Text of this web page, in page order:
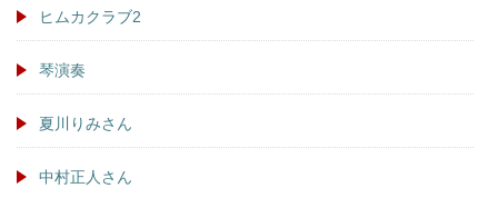
ヒムカクラブ2
琴演奏
夏川りみさん
中村正人さん